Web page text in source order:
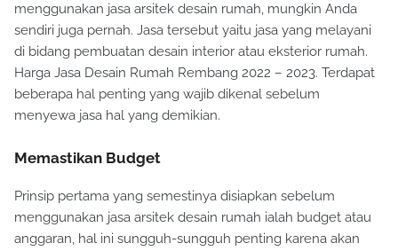
menggunakan jasa arsitek desain rumah, mungkin Anda
sendiri juga pernah. Jasa tersebut yaitu jasa yang melayani
di bidang pembuatan desain interior atau eksterior rumah.
Harga Jasa Desain Rumah Rembang 2022 – 2023. Terdapat
beberapa hal penting yang wajib dikenal sebelum
menyewa jasa hal yang demikian.
Memastikan Budget
Prinsip pertama yang semestinya disiapkan sebelum
menggunakan jasa arsitek desain rumah ialah budget atau
anggaran, hal ini sungguh-sungguh penting karena akan